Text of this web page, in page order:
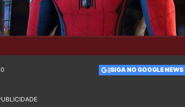
SIGA NO GOOGLE NEWS